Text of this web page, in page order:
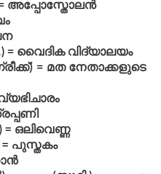
അപ്പോസ്തോലന്‍
= വൈദിക വിദ്യാലയം
= മത നേതാക്കളുടെ
ഒലിവെണ്ണ
പുസ്തകം